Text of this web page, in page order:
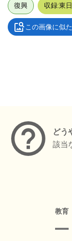
復興 収録:東
この画像に似
どう
該当
教育